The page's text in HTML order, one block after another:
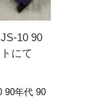
10 90
にて
90年代 90